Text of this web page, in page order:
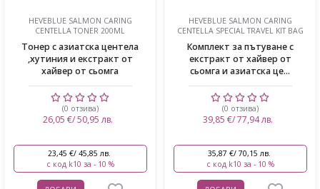
HEVEBLUE SALMON CARING
CENTELLA TONER 200ML
Тонер с азиатска центела
,хутиния и екстракт от
хайвер от сьомга
(0 отзива)
26,05 €/ 50,95 лв.
23,45 €/ 45,85 лв.
с код k10 за - 10 %
HEVEBLUE SALMON CARING
CENTELLA SPECIAL TRAVEL KIT BAG
Комплект за пътуване с
екстракт от хайвер от
сьомга и азиатска це...
(0 отзива)
39,85 €/ 77,94 лв.
35,87 €/ 70,15 лв.
с код k10 за - 10 %